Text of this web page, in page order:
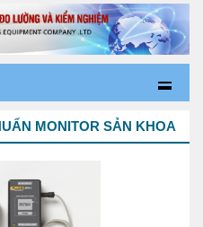
MONITOR SẢN KHOA